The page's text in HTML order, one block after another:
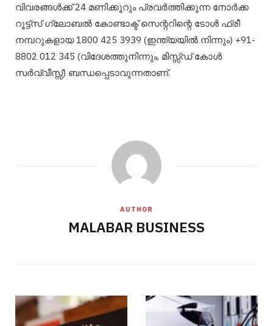
വിവരങ്ങൾക്ക് 24 മണിക്കൂറും പ്രവർത്തിക്കുന്ന നോർക്ക
റൂട്ട്‌സ് ഗ്ലോബൽ കോണ്ടാക്ട് സെന്ററിന്റെ ടോൾ ഫ്രീ
നമ്പറുകളായ 1800 425 3939 (ഇന്ത്യയിൽ നിന്നും) +91-
8802 012 345 (വിദേശത്തുനിന്നും, മിസ്സ്ഡ് കോൾ
സർവ്വീസ്സ്) ബന്ധപ്പെടാവുന്നതാണ്.
AUTHOR
MALABAR BUSINESS